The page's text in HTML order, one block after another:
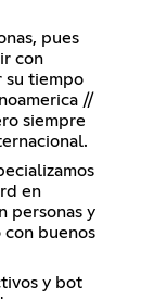
pues
con
su tiempo
//
siempre
en
personas y
buenos
y bot